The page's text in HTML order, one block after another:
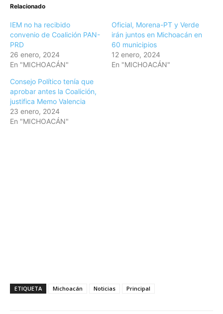
Relacionado
IEM no ha recibido
convenio de Coalición PAN-
PRD
26 enero, 2024
En "MICHOACÁN"
Oficial, Morena-PT y Verde
irán juntos en Michoacán en
60 municipios
12 enero, 2024
En "MICHOACÁN"
Consejo Político tenía que
aprobar antes la Coalición,
justifica Memo Valencia
23 enero, 2024
En "MICHOACÁN"
ETIQUETA Michoacán Noticias Principal